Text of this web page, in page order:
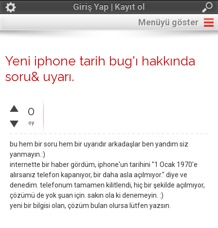
Giriş Yap | Kayıt ol
Menüyü göster
Yeni iphone tarih bug'ı hakkında
soru& uyarı.
0
oy
bu hem bir soru hem bir uyarıdır arkadaşlar ben yandım siz
yanmayın.:)
internette bir haber gördüm, iphone'un tarihini "1 Ocak 1970'e
alırsanız telefon kapanıyor, bir daha asla açılmıyor." diye ve
denedim. telefonum tamamen kilitlendi, hiç bir şekilde açılmıyor,
çözümü de yok şuan için. sakın ola ki denemeyin. :)
yeni bir bilgisi olan, çözüm bulan olursa lütfen yazsın.